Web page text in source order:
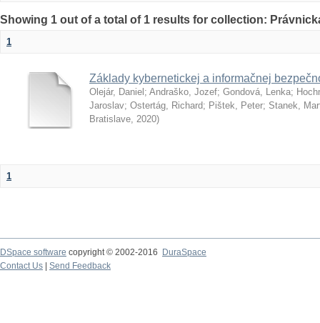
Showing 1 out of a total of 1 results for collection:
1
Základy kybernetickej a informačnej
Olejár, Daniel ; Andraško, Jozef; Gondová, Lenka;
Jaroslav; Ostertág, Richard; Pištek, Peter; Stanek,
Bratislave, 2020)
1
DSpace software copyright © 2002-2016
DuraSpace
Contact Us
Send Feedback